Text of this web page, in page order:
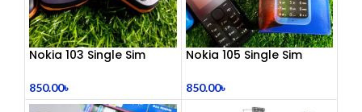
Nokia 103 Single Sim
850.00৳
Nokia 105 Single Sim
850.00৳